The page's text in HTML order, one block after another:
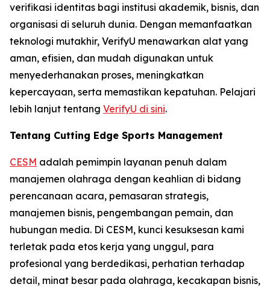
verifikasi identitas bagi institusi akademik, bisnis, dan
organisasi di seluruh dunia. Dengan memanfaatkan
teknologi mutakhir, VerifyU menawarkan alat yang
aman, efisien, dan mudah digunakan untuk
menyederhanakan proses, meningkatkan
kepercayaan, serta memastikan kepatuhan. Pelajari
lebih lanjut tentang VerifyU di sini.
Tentang Cutting Edge Sports Management
CESM adalah pemimpin layanan penuh dalam
manajemen olahraga dengan keahlian di bidang
perencanaan acara, pemasaran strategis,
manajemen bisnis, pengembangan pemain, dan
hubungan media. Di CESM, kunci kesuksesan kami
terletak pada etos kerja yang unggul, para
profesional yang berdedikasi, perhatian terhadap
detail, minat besar pada olahraga, kecakapan bisnis,